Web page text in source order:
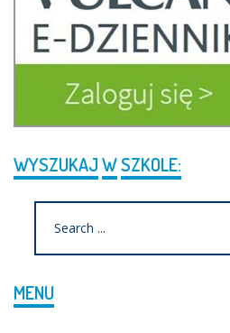
WYSZUKAJWSZKOLE:
MENU